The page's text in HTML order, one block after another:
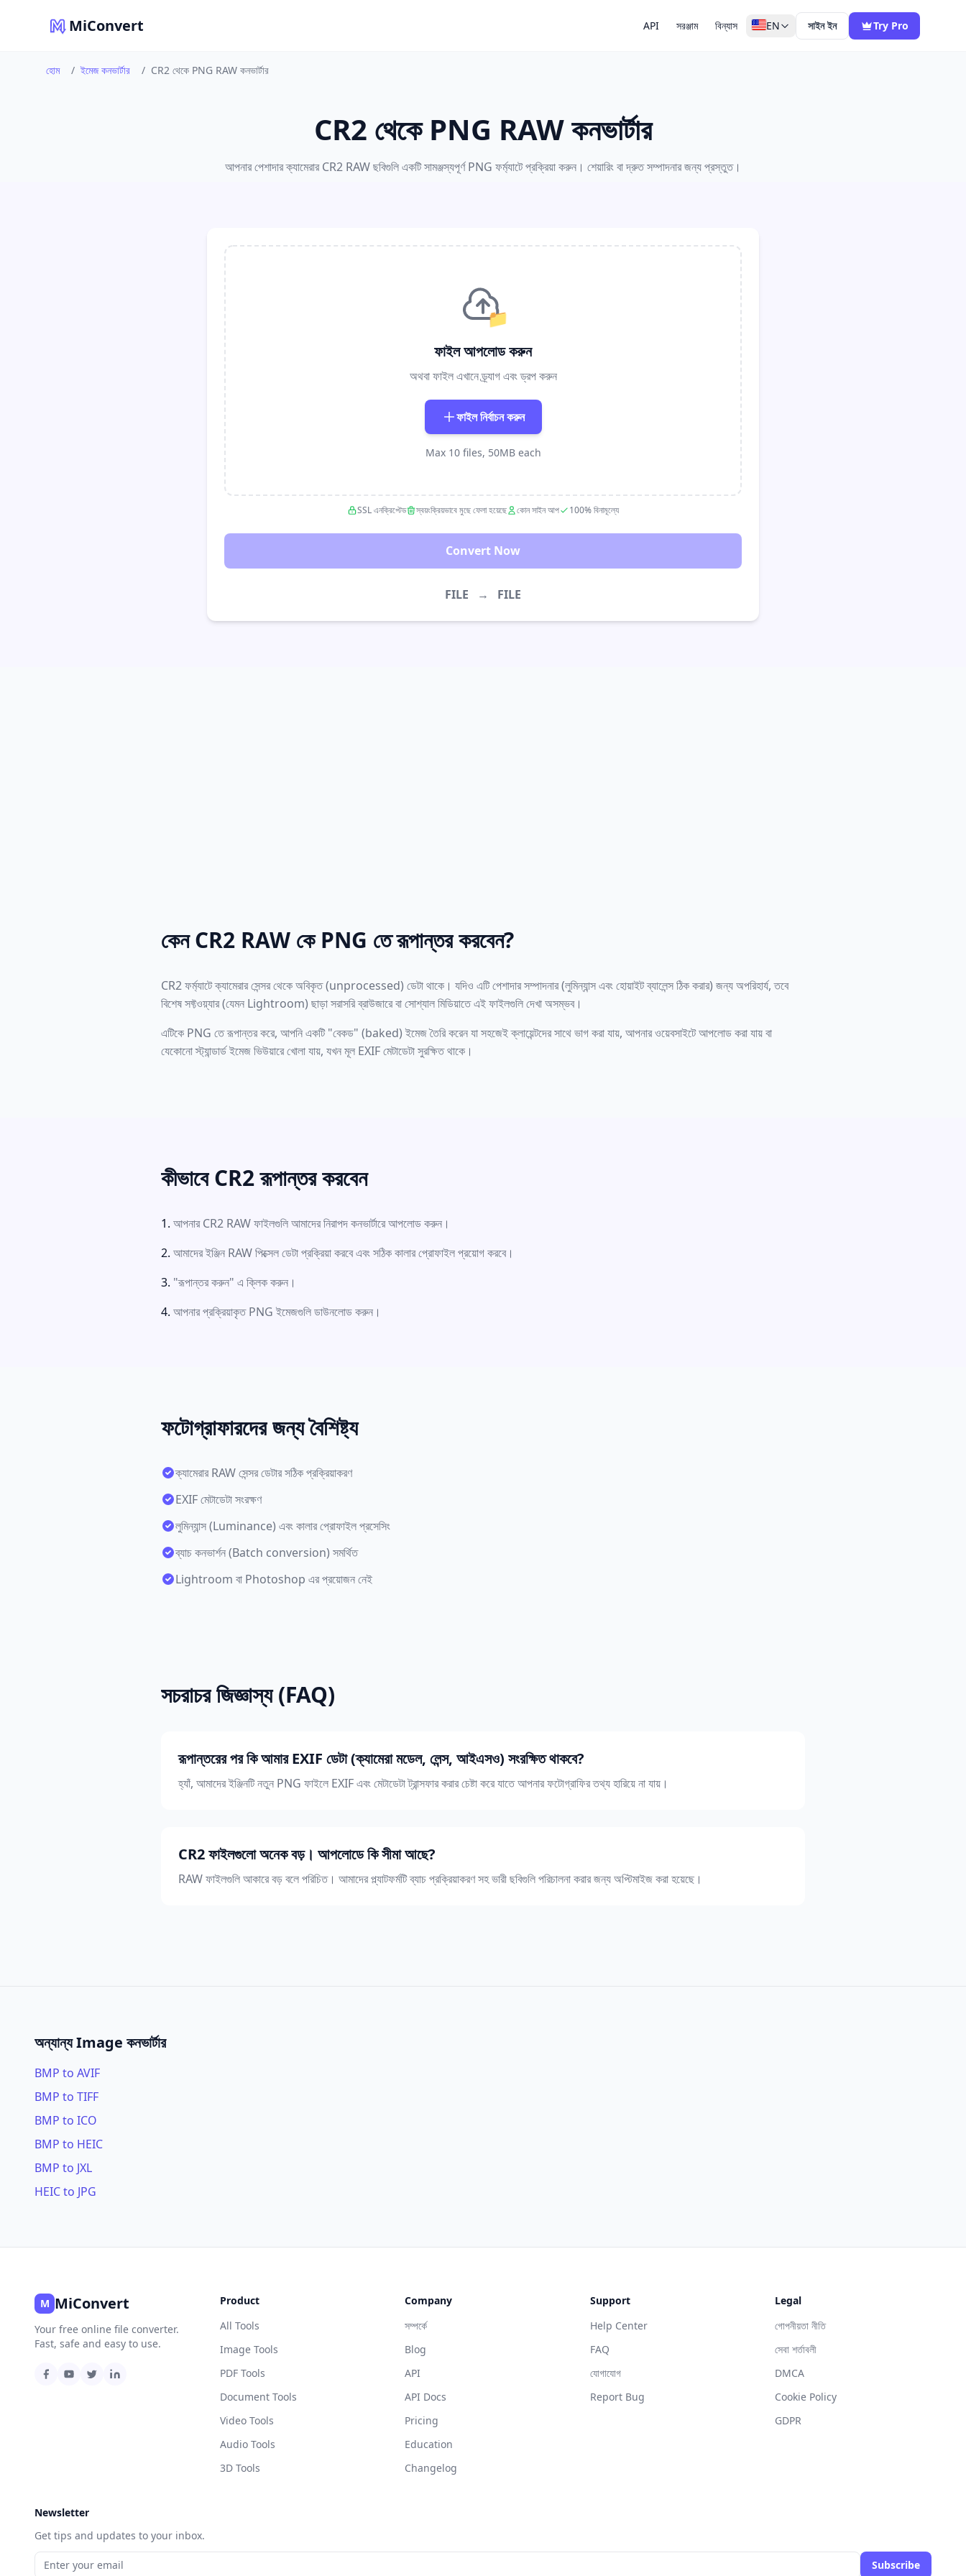
MiConvert API সরঞ্জাম বিন্যাস EN সাইন ইন Try Pro
হোম / ইমেজ কনভার্টার / CR2 থেকে PNG RAW কনভার্টার
CR2 থেকে PNG RAW কনভার্টার
আপনার পেশাদার ক্যামেরার CR2 RAW ছবিগুলি একটি সামঞ্জস্যপূর্ণ PNG ফর্ম্যাটে প্রক্রিয়া করুন। শেয়ারিং বা দ্রুত সম্পাদনার জন্য প্রস্তুত।
📁
ফাইল আপলোড করুন
অথবা ফাইল এখানে ড্র্যাগ এবং ড্রপ করুন
ফাইল নির্বাচন করুন
Max 10 files, 50MB each
SSL এনক্রিপ্টেড স্বয়ংক্রিয়ভাবে মুছে ফেলা হয়েছে কোন সাইন আপ 100% বিনামূল্যে
Convert Now
FILE → FILE
কেন CR2 RAW কে PNG তে রূপান্তর করবেন?
CR2 ফর্ম্যাটে ক্যামেরার সেন্সর থেকে অবিকৃত (unprocessed) ডেটা থাকে। যদিও এটি পেশাদার সম্পাদনার (লুমিন্যান্স এবং হোয়াইট ব্যালেন্স ঠিক করার) জন্য অপরিহার্য, তবে
বিশেষ সফ্টওয়্যার (যেমন Lightroom) ছাড়া সরাসরি ব্রাউজারে বা সোশ্যাল মিডিয়াতে এই ফাইলগুলি দেখা অসম্ভব।
এটিকে PNG তে রূপান্তর করে, আপনি একটি "বেকড" (baked) ইমেজ তৈরি করেন যা সহজেই ক্লায়েন্টদের সাথে ভাগ করা যায়, আপনার ওয়েবসাইটে আপলোড করা যায় বা
যেকোনো স্ট্যান্ডার্ড ইমেজ ভিউয়ারে খোলা যায়, যখন মূল EXIF মেটাডেটা সুরক্ষিত থাকে।
কীভাবে CR2 রূপান্তর করবেন
আপনার CR2 RAW ফাইলগুলি আমাদের নিরাপদ কনভার্টারে আপলোড করুন।
আমাদের ইঞ্জিন RAW পিক্সেল ডেটা প্রক্রিয়া করবে এবং সঠিক কালার প্রোফাইল প্রয়োগ করবে।
"রূপান্তর করুন" এ ক্লিক করুন।
আপনার প্রক্রিয়াকৃত PNG ইমেজগুলি ডাউনলোড করুন।
ফটোগ্রাফারদের জন্য বৈশিষ্ট্য
ক্যামেরার RAW সেন্সর ডেটার সঠিক প্রক্রিয়াকরণ
EXIF মেটাডেটা সংরক্ষণ
লুমিন্যান্স (Luminance) এবং কালার প্রোফাইল প্রসেসিং
ব্যাচ কনভার্শন (Batch conversion) সমর্থিত
Lightroom বা Photoshop এর প্রয়োজন নেই
সচরাচর জিজ্ঞাস্য (FAQ)
রূপান্তরের পর কি আমার EXIF ডেটা (ক্যামেরা মডেল, লেন্স, আইএসও) সংরক্ষিত থাকবে?
হ্যাঁ, আমাদের ইঞ্জিনটি নতুন PNG ফাইলে EXIF এবং মেটাডেটা ট্রান্সফার করার চেষ্টা করে যাতে আপনার ফটোগ্রাফির তথ্য হারিয়ে না যায়।
CR2 ফাইলগুলো অনেক বড়। আপলোডে কি সীমা আছে?
RAW ফাইলগুলি আকারে বড় বলে পরিচিত। আমাদের প্ল্যাটফর্মটি ব্যাচ প্রক্রিয়াকরণ সহ ভারী ছবিগুলি পরিচালনা করার জন্য অপ্টিমাইজ করা হয়েছে।
অন্যান্য Image কনভার্টার
BMP to AVIF
BMP to TIFF
BMP to ICO
BMP to HEIC
BMP to JXL
HEIC to JPG
M MiConvert
Your free online file converter.
Fast, safe and easy to use.
Product
All Tools
Image Tools
PDF Tools
Document Tools
Video Tools
Audio Tools
3D Tools
Company
সম্পর্কে
Blog
API
API Docs
Pricing
Education
Changelog
Support
Help Center
FAQ
যোগাযোগ
Report Bug
Legal
গোপনীয়তা নীতি
সেবা শর্তাবলী
DMCA
Cookie Policy
GDPR
Newsletter
Get tips and updates to your inbox.
Subscribe